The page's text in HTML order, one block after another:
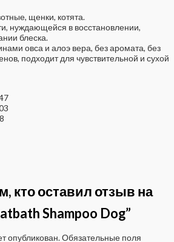
щенки, котята.
нуждающейся в восстановлении,
блеска.
овса и алоэ вера, без аромата, без
подходит для чувствительной и сухой
кто оставил отзыв на
Shampoo Dog”
опубликован. Обязательные поля